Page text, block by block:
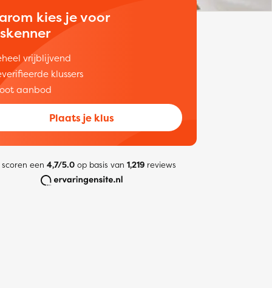
kies je voor
vrijblijvend
klussers
aanbod
Plaats je klus
een 4,7/5.0op basis van 1,219reviews